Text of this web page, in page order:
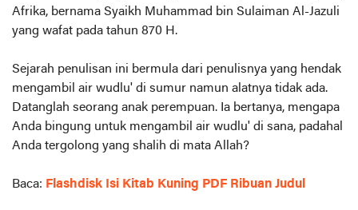
Afrika, bernama Syaikh Muhammad bin Sulaiman Al-Jazuli
yang wafat pada tahun 870 H.
Sejarah penulisan ini bermula dari penulisnya yang hendak
mengambil air wudlu' di sumur namun alatnya tidak ada.
Datanglah seorang anak perempuan. Ia bertanya, mengapa
Anda bingung untuk mengambil air wudlu' di sana, padahal
Anda tergolong yang shalih di mata Allah?
Baca: Flashdisk Isi Kitab Kuning PDF Ribuan Judul